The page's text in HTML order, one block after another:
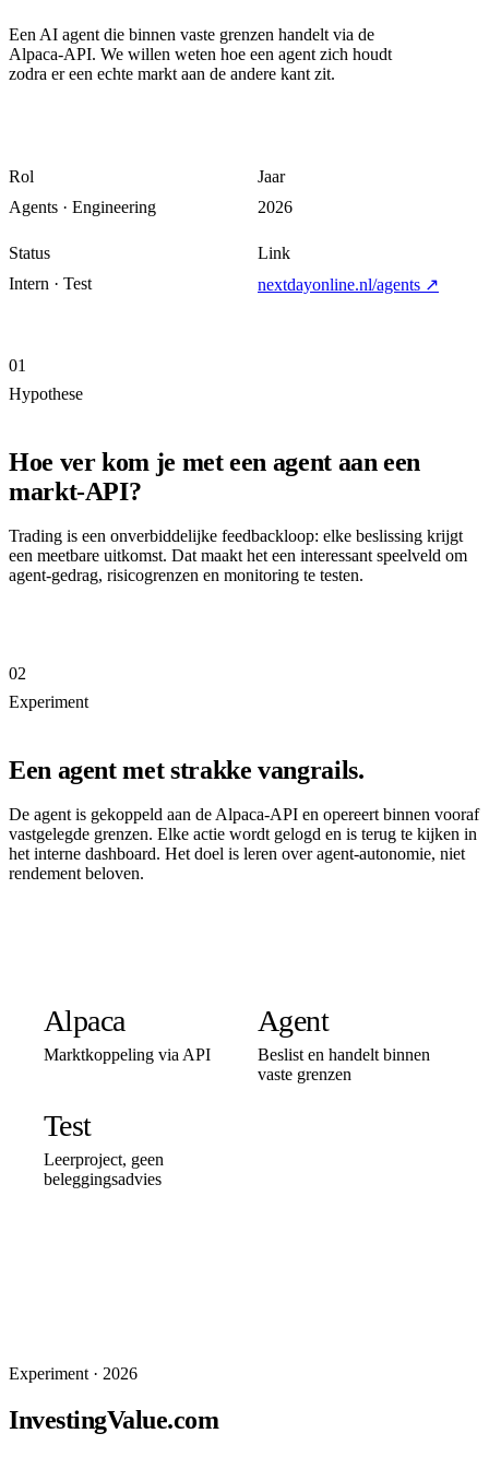
Een AI agent die binnen vaste grenzen handelt via de
Alpaca-API. We willen weten hoe een agent zich houdt
zodra er een echte markt aan de andere kant zit.
Rol
Agents · Engineering
Jaar
2026
Status
Intern · Test
Link
nextdayonline.nl/agents ↗
01
Hypothese
Hoe ver kom je met een agent aan een
markt-API?
Trading is een onverbiddelijke feedbackloop: elke beslissing krijgt
een meetbare uitkomst. Dat maakt het een interessant speelveld om
agent-gedrag, risicogrenzen en monitoring te testen.
02
Experiment
Een agent met strakke vangrails.
De agent is gekoppeld aan de Alpaca-API en opereert binnen vooraf
vastgelegde grenzen. Elke actie wordt gelogd en is terug te kijken in
het interne dashboard. Het doel is leren over agent-autonomie, niet
rendement beloven.
Alpaca
Marktkoppeling via API
Agent
Beslist en handelt binnen
vaste grenzen
Test
Leerproject, geen
beleggingsadvies
Experiment · 2026
InvestingValue.com